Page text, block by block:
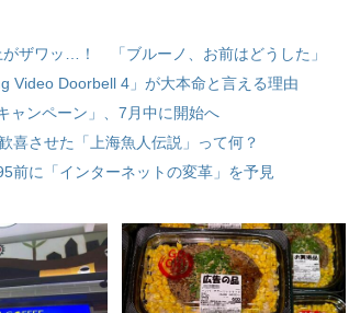
ザワッ…！ 「ブルーノ、お前はどうした」
Doorbell 4」が大本命と言える理由
ャンペーン」、7月中に開始へ
させた「上海魚人伝説」って何？
に「インターネットの変革」を予見